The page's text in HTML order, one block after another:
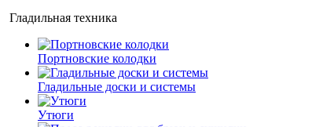
Гладильная техника
Портновские колодки
Гладильные доски и системы
Утюги